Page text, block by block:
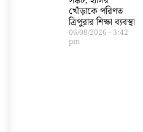
খোঁড়াকে পরিণত
ত্রিপুরার শিক্ষা ব্যবস্থা
06/08/2026 3:42
pm